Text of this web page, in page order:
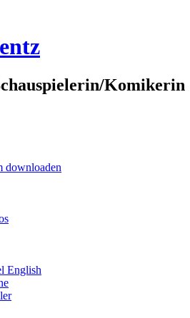
Komikerin
downloaden
English